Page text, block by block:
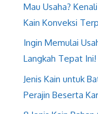
Mau Usaha?
Kain Konveksi
Ingin Memulai
Langkah Tepat Ini!
Jenis Kain untuk
Perajin Beserta